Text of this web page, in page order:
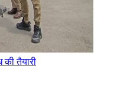
की तैयारी